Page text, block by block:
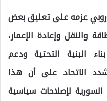
الأوروبي عزمه على تعليق بعض
والنقل وإعادة الإعمار،
البنية التحتية ودعم
الاتحاد على أن هذا
لإصلاحات سياسية